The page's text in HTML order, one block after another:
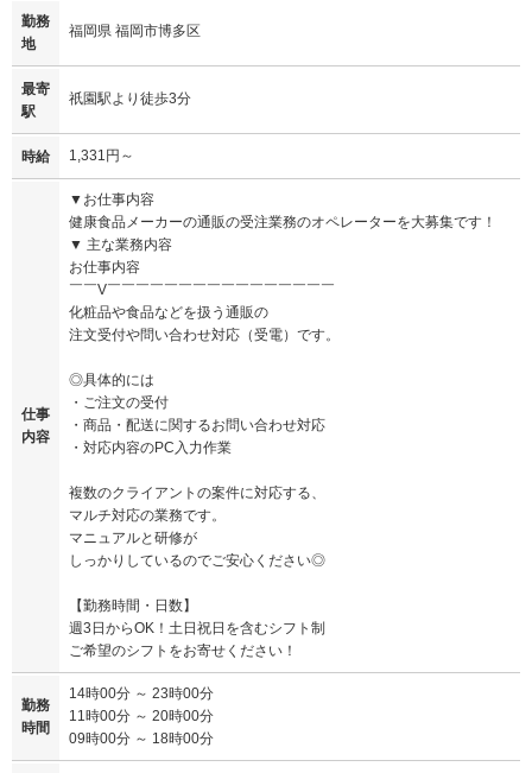
勤務
地
福岡県 福岡市博多区
最寄
駅
祇園駅より徒歩3分
時給 1,331円～
仕事
内容
▼お仕事内容
健康食品メーカーの通販の受注業務のオペレーターを大募集です！
▼ 主な業務内容
お仕事内容
￣￣V￣￣￣￣￣￣￣￣￣￣￣￣￣￣￣￣
化粧品や食品などを扱う通販の
注文受付や問い合わせ対応（受電）です。
◎具体的には
・ご注文の受付
・商品・配送に関するお問い合わせ対応
・対応内容のPC入力作業
複数のクライアントの案件に対応する、
マルチ対応の業務です。
マニュアルと研修が
しっかりしているのでご安心ください◎
【勤務時間・日数】
週3日からOK！土日祝日を含むシフト制
ご希望のシフトをお寄せください！
勤務
時間
14時00分 ～ 23時00分
11時00分 ～ 20時00分
09時00分 ～ 18時00分